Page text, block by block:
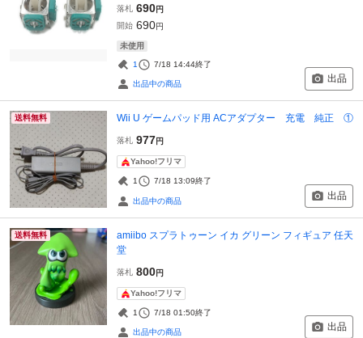
落札 690円
開始 690円
未使用
1 7/18 14:44終了
出品中の商品 出品
送料無料 Wii U ゲームパッド用 ACアダプター 充電 純正 ①
落札 977円
Yahoo!フリマ
1 7/18 13:09終了
出品中の商品 出品
送料無料
amiibo スプラトゥーン イカ グリーン フィギュア 任天
堂
落札 800円
Yahoo!フリマ
1 7/18 01:50終了
出品中の商品 出品